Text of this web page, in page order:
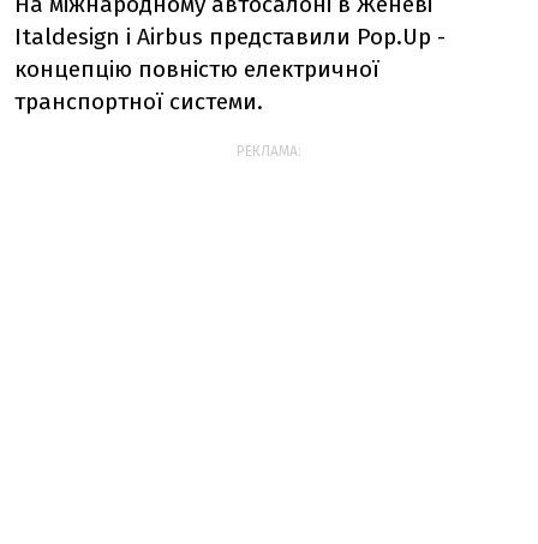
Italdesign і Airbus представили Pop.Up -
концепцію повністю електричної
транспортної системи.
РЕКЛАМА: